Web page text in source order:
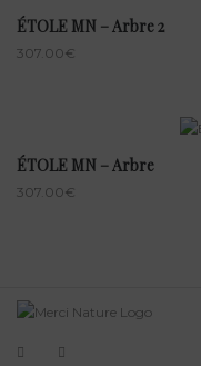
ÉTOLE MN – Arbre 2
307.00€
ÉTOLE MN – Arbre
307.00€